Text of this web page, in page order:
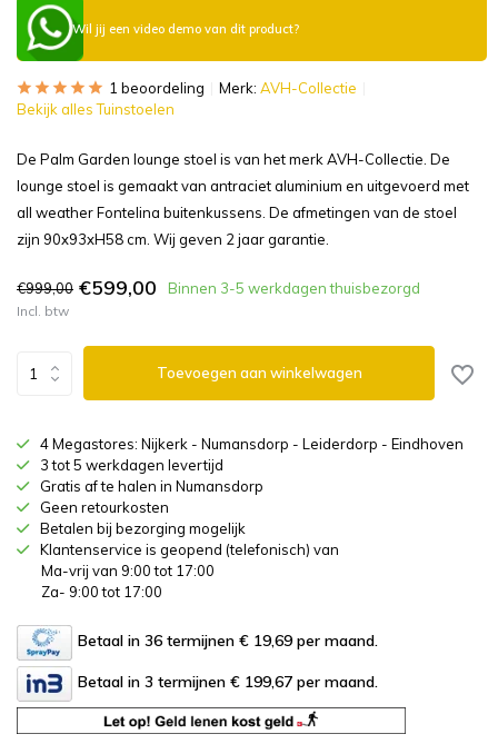
Wil jij een video demo van dit product?
1 beoordeling Merk: AVH-Collectie
Bekijk alles Tuinstoelen
De Palm Garden lounge stoel is van het merk AVH-Collectie. De
lounge stoel is gemaakt van antraciet aluminium en uitgevoerd met
all weather Fontelina buitenkussens. De afmetingen van de stoel
zijn 90x93xH58 cm. Wij geven 2 jaar garantie.
€999,00 €599,00 Binnen 3-5 werkdagen thuisbezorgd
Incl. btw
Toevoegen aan winkelwagen
4 Megastores: Nijkerk - Numansdorp - Leiderdorp - Eindhoven
3 tot 5 werkdagen levertijd
Gratis af te halen in Numansdorp
Geen retourkosten
Betalen bij bezorging mogelijk
Klantenservice is geopend (telefonisch) van
Ma-vrij van 9:00 tot 17:00
Za- 9:00 tot 17:00
Betaal in 36 termijnen € 19,69 per maand.
Betaal in 3 termijnen € 199,67 per maand.